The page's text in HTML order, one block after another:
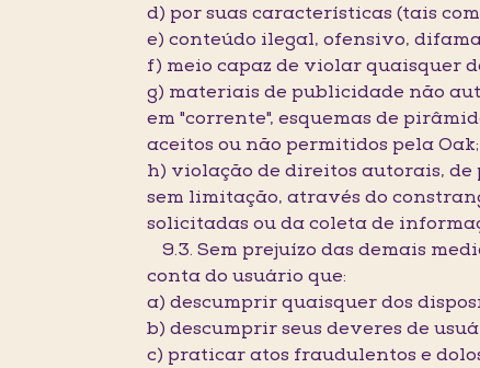
d) por suas características (tais
e) conteúdo ilegal, ofensivo,
f) meio capaz de violar quaisquer
g) materiais de publicidade não
em "corrente", esquemas de
aceitos ou não permitidos pela Oak;
h) violação de direitos autorais,
sem limitação, através do
solicitadas ou da coleta de
9.3. Sem prejuízo das demais
conta do usuário que:
a) descumprir quaisquer dos
b) descumprir seus deveres de
c) praticar atos fraudulentos e